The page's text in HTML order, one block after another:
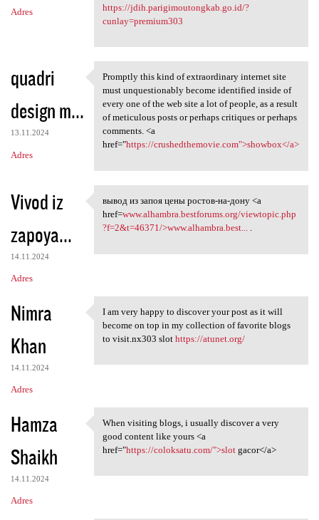
Adres
https://jdih.parigimoutongkab.go.id/?
cunlay=premium303
quadri
design m...
13.11.2024
Adres
Promptly this kind of
Promptly this kind of extraordinary internet site
must unquestionably become identified inside of
every one of the web site a lot of people, as a result
of meticulous posts or perhaps critiques or perhaps
comments. <a
href="https://crushedthemovie.com">showbox</a>
Vivod iz
zapoya...
14.11.2024
Adres
вывод из запоя цены ростов-на
вывод из запоя цены ростов-на-дону <a
href=www.alhambra.bestforums.org/viewtopic.php
?f=2&t=46371/>www.alhambra.best...
Nimra
Khan
14.11.2024
Adres
I am very happy to discover
I am very happy to discover your post as it will
become on top in my collection of favorite blogs
to visit.nx303 slot https://atunet.org/
Hamza
Shaikh
14.11.2024
Adres
When visiting blogs, i
When visiting blogs, i usually discover a very
good content like yours <a
href="https://coloksatu.com/">slotgacor</a>